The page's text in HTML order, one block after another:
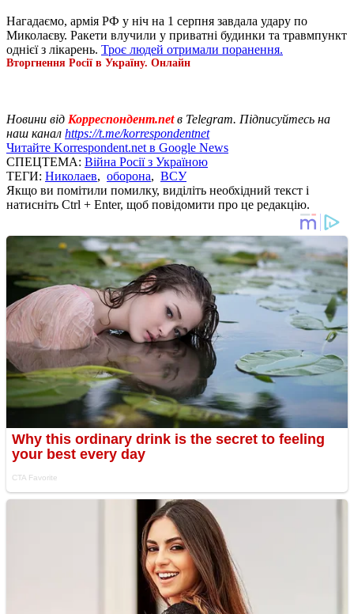
Нагадаємо, армія РФ у ніч на 1 серпня завдала удару по
Миколаєву. Ракети влучили у приватні будинки та травмпункт
однієї з лікарень. Троє людей отримали поранення.
Вторгнення Росії в Україну. Онлайн
Новини від Корреспондент.netв Telegram. Підписуйтесь на
наш канал https://t.me/korrespondentnet
Читайте Korrespondent.net в Google News
СПЕЦТЕМА: Війна Росії з Україною
ТЕГИ: Николаев, оборона, ВСУ
Якщо ви помітили помилку, виділіть необхідний текст і
натисніть Ctrl + Enter, щоб повідомити про це редакцію.